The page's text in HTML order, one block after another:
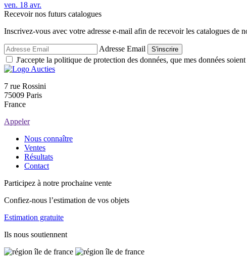
ven. 18 avr.
Recevoir nos futurs catalogues
Inscrivez-vous avec votre adresse e-mail afin de recevoir les catalogues de
Adresse Email S'inscrire
J'accepte la politique de protection des données, que mes données
7 rue Rossini
75009 Paris
France
Appeler
Nous connaître
Ventes
Résultats
Contact
Participez à notre prochaine vente
Confiez-nous l’estimation de vos objets
Estimation gratuite
Ils nous soutiennent